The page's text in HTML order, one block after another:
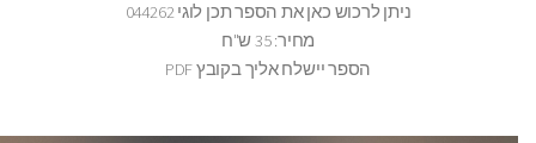
ניתן לרכוש כאן את הספר תכן לוגי 044262
מחיר: 35 ש"ח
הספר יישלח אליך בקובץ PDF